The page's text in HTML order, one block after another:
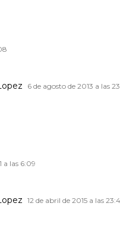
6 de agosto de 2013 a las
a las 6:09
12 de abril de 2015 a las